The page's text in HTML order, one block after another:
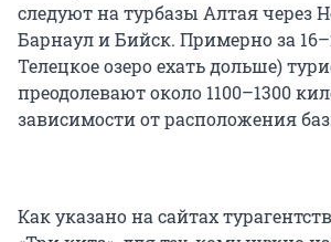
следуют на турбазы Алтая через
Барнаул и Бийск. Примерно за
Телецкое озеро ехать дольше)
преодолевают около 1100–1300
зависимости от расположения
Как указано на сайтах